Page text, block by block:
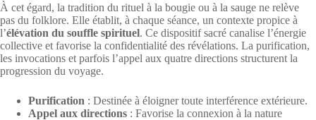
À cet égard, la tradition du rituel à la bougie ou à la sauge ne relève
pas du folklore. Elle établit, à chaque séance, un contexte propice à
l’élévation du souffle spirituel. Ce dispositif sacré canalise l’énergie
collective et favorise la confidentialité des révélations. La purification,
les invocations et parfois l’appel aux quatre directions structurent la
progression du voyage.
Purification : Destinée à éloigner toute interférence extérieure.
Appel aux directions : Favorise la connexion à la nature